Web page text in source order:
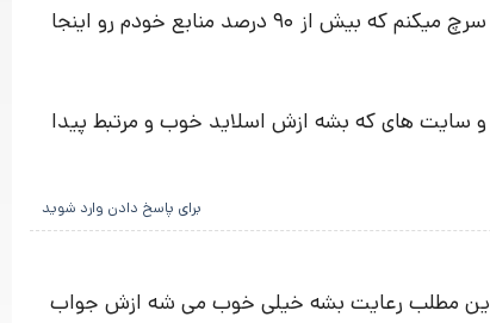
من هر سوالی که در کارم پیش میاد اول در سایت شما دنبالش میگردم اگه مقاله ای یا خلاصه کتابی پیدا نکردم اون وقت تو گوگل سرچ میکنم که بیش از ۹۰ درصد منابع خودم رو اینجا
و سایت های که بشه ازش اسلاید خوب و مرتبط پیدا
برای پاسخ دادن وارد شوید
این مطلب رعایت بشه خیلی خوب می شه ازش جواب